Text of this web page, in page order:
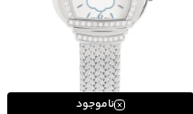
ناموجود